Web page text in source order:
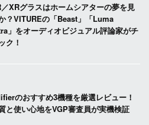
XRグラスはホームシアターの夢を見
？VITUREの「Beast」「Luma
」をオーディオビジュアル評論家がチ
ク！
のおすすめ3機種を厳選レビュー！
と使い心地をVGP審査員が実機検証